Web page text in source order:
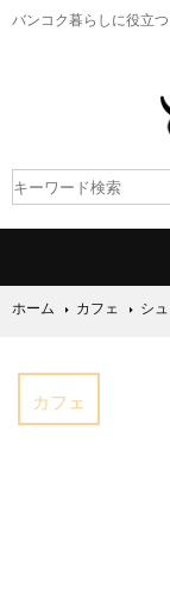
バンコク暮らしに役立つ
ホーム カフェ シ
カフェ